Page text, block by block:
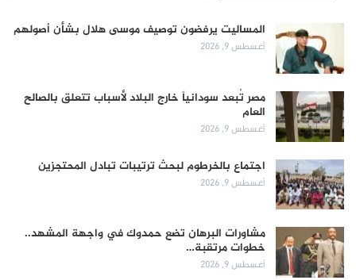
المساليت يرفضون توصيف موسى هلال بشأن أصولهم
أغسطس 9, 2026
مصر تُبعد سودانياً خارج البلاد لأسباب تتعلق بالصالح
العام
أغسطس 9, 2026
اجتماع بالخرطوم لبحث ترتيبات تبادل المحتجزين
أغسطس 9, 2026
مشاورات البرهان تضع حمدوك في واجهة المشهد..
خطوات مرتقبة…
أغسطس 9, 2026